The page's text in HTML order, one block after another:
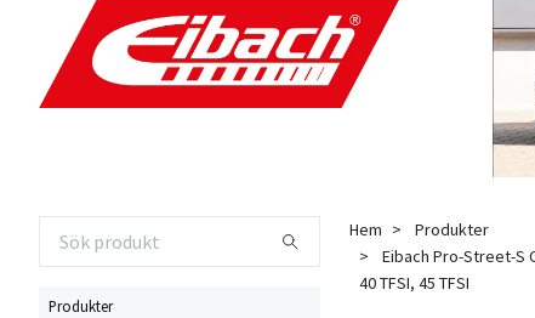
Produkter
Hem
Produkter
Eibach Pro-Street-S
40 TFSI, 45 TFSI